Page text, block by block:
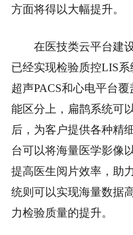
方面将得以大幅提升。
在医技类云平台建
已经实现检验质控LIS系
超声PACS和心电平台
能区分上，扁鹊系统可
后，为客户提供各种精
台可以将海量医学影像
提高医生阅片效率，助
统则可以实现海量数据
力检验质量的提升。